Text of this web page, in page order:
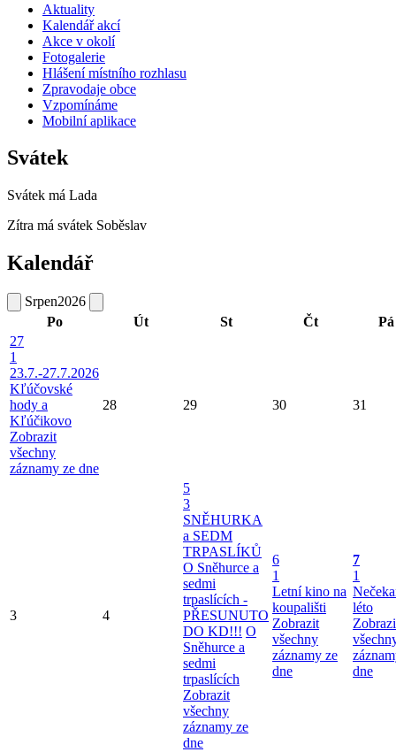
Aktuality
Kalendář akcí
Akce v okolí
Fotogalerie
Hlášení místního rozhlasu
Zpravodaje obce
Vzpomínáme
Mobilní aplikace
Svátek
Svátek má Lada
Zítra má svátek Soběslav
Kalendář
Srpen2026
Po
Út St Čt
Pá
27
1
23.7.-27.7.2026
Kľúčovské
hody a
Kľúčikovo
Zobrazit
všechny
záznamy ze dne
28 29 30 31
3 4
5
3
SNĚHURKA
a SEDM
TRPASLÍKŮ
O Sněhurce a
sedmi
trpaslících -
PŘESUNUTO
DO KD!!! O
Sněhurce a
sedmi
trpaslících
Zobrazit
všechny
záznamy ze
dne
6
1
Letní kino na
koupališti
Zobrazit
všechny
záznamy ze
dne
7
1
léto
dne